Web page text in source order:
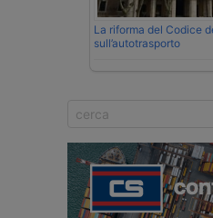
La riforma del Codice
sull’autotrasporto